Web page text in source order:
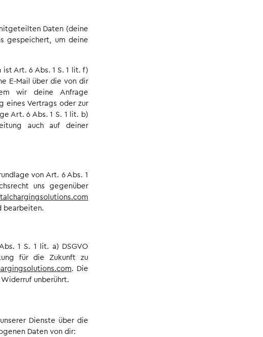
Daten (deine
gespeichert, um deine
Art. 6 Abs. 1 S. 1 lit. f)
E-Mail über die von dir
wir deine Anfrage
eines Vertrags oder zur
Art. 6 Abs. 1 S. 1 lit. b)
auch auf deiner
von Art. 6 Abs. 1
uns gegenüber
bearbeiten.
1 S. 1 lit. a) DSGVO
für die Zukunft zu
. Die
unberührt.
Dienste über die
Daten von dir: